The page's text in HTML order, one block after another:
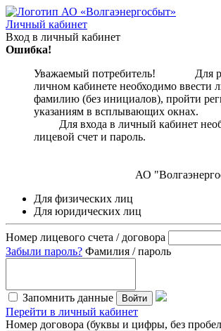
Личный кабинет
Вход в личный кабинет
Ошибка!
Уважаемый потребитель! Для
личном кабинете необходимо ввести
фамилию (без инициалов), пройти
указаниям в
Для входа в личный кабинет
лицевой счет и
АО
Для физических лиц
Для юридических лиц
Номер лицевого счета / договора
Забыли пароль? Фамилия / пароль
Запомнить данные Войти
Перейти в личный кабинет
Номер договора (буквы и цифры, без